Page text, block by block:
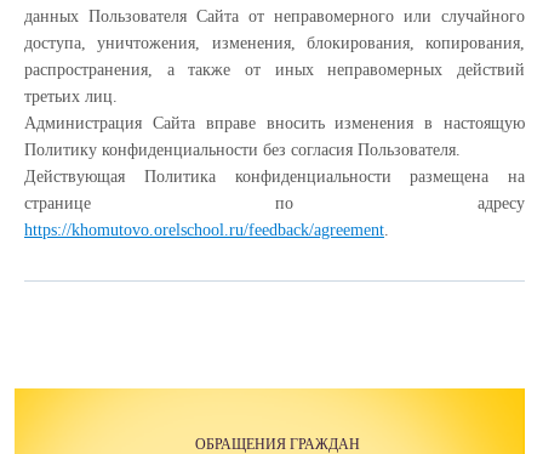
данных Пользователя Сайта от неправомерного или случайного
доступа, уничтожения, изменения, блокирования, копирования,
распространения, а также от иных неправомерных действий
третьих лиц.
Администрация Сайта вправе вносить изменения в настоящую
Политику конфиденциальности без согласия Пользователя.
Действующая Политика конфиденциальности размещена на
странице по адресу
https://khomutovo.orelschool.ru/feedback/agreement.
ОБРАЩЕНИЯ ГРАЖДАН